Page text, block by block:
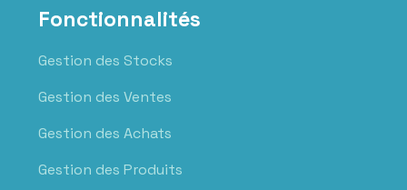
Fonctionnalités
Gestion des Stocks
Gestion des Ventes
Gestion des Achats
Gestion des Produits